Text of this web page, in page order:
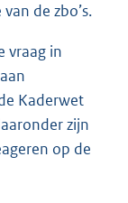
de zbo’s.
vraag in
Kaderwet
zijn
op de